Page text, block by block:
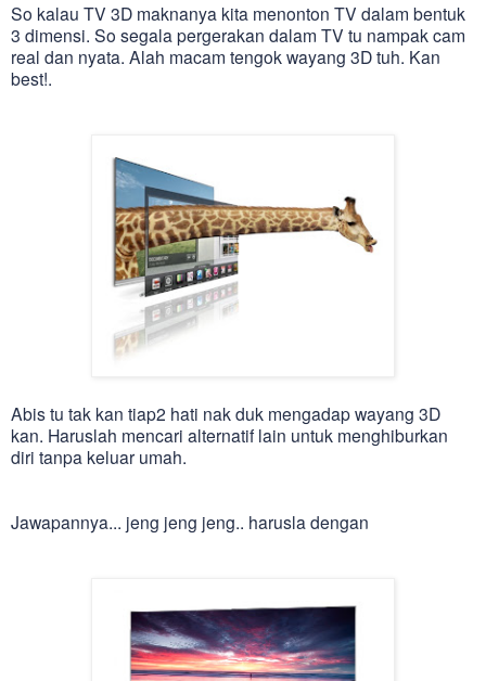
So kalau TV 3D maknanya kita menonton TV dalam bentuk
3 dimensi. So segala pergerakan dalam TV tu nampak cam
real dan nyata. Alah macam tengok wayang 3D tuh. Kan
best!.
Abis tu tak kan tiap2 hati nak duk mengadap wayang 3D
kan. Haruslah mencari alternatif lain untuk menghiburkan
diri tanpa keluar umah.
Jawapannya... jeng jeng jeng.. harusla dengan